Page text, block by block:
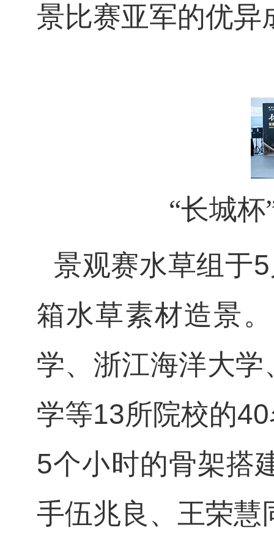
景比赛亚军的优异
“长城
景观赛水草组于5
箱水草素材造景
学、浙江海洋大
学等13所院校的40
5个小时的骨架搭
手伍兆良、王荣慧